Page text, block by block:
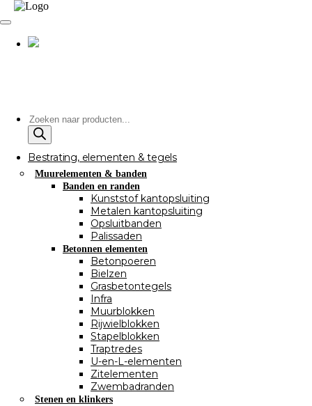
Producten
zoeken
Bestrating, elementen & tegels
Muurelementen & banden
Banden en randen
Kunststof kantopsluiting
Metalen kantopsluiting
Opsluitbanden
Palissaden
Betonnen elementen
Betonpoeren
Bielzen
Grasbetontegels
Infra
Muurblokken
Rijwielblokken
Stapelblokken
Traptredes
U-en-L-elementen
Zitelementen
Zwembadranden
Stenen en klinkers